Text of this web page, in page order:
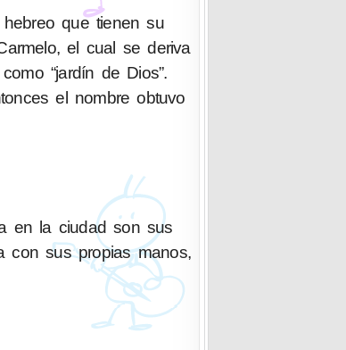
que tienen su
el cual se deriva
el nombre obtuvo
en la ciudad son sus
con sus propias manos,